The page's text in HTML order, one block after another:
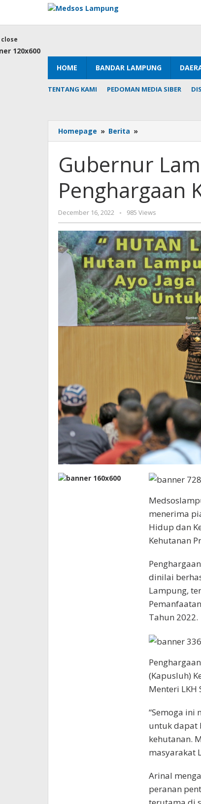
content
HOME BANDAR LAMPUNG
TENTANG KAMI PEDOMAN MEDIA SIBER
close
Homepage » Berita »
Lampung
Penghargaan
KLHK
Gubernur
Penghargaan
December 16, 2022
by
AdminML
- 985 Views
menerima
Hidup dan
Kehutanan
dinilai
Lampung,
Tahun 2022.
(Kapusluh)
Menteri LKH
“Semoga
untuk dapat
kehutanan.
masyarakat
Arinal
peranan